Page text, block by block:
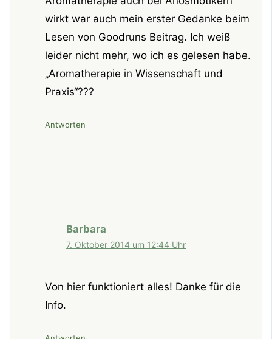
wirkt war auch mein erster Gedanke beim
Lesen von Goodruns Beitrag. Ich weiß
leider nicht mehr, wo ich es gelesen habe.
„Aromatherapie in Wissenschaft und
Praxis“???
Antworten
Barbara
7. Oktober 2014 um 12:44 Uhr
Von hier funktioniert alles! Danke für die
Info.